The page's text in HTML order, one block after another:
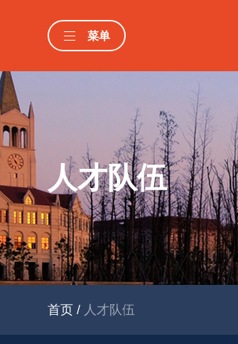
菜单
人才队伍
首页 / 人才队伍